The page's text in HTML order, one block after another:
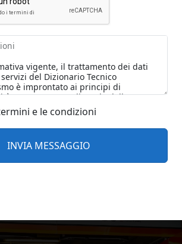
e le condizioni